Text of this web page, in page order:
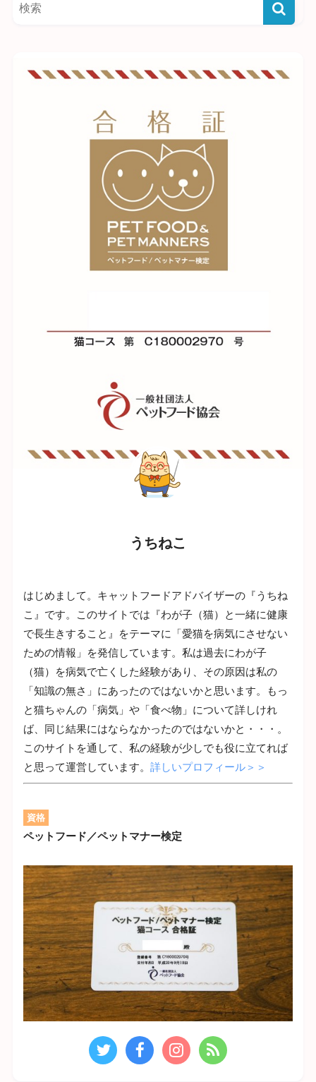
うちねこ
はじめまして。キャットフードアドバイザーの『うちね
こ』です。このサイトでは『わが子（猫）と一緒に健康
で長生きすること』をテーマに「愛猫を病気にさせない
ための情報」を発信しています。私は過去にわが子
（猫）を病気で亡くした経験があり、その原因は私の
「知識の無さ」にあったのではないかと思います。もっ
と猫ちゃんの「病気」や「食べ物」について詳しけれ
ば、同じ結果にはならなかったのではないかと・・・。
このサイトを通して、私の経験が少しでも役に立てれば
と思って運営しています。 詳しいプロフィール＞＞
資格
ペットフード／ペットマナー検定